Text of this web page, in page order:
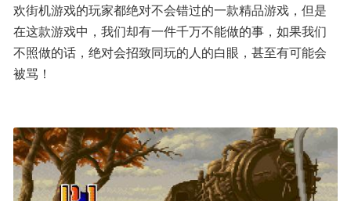
欢街机游戏的玩家都绝对不会错过的一款精品游戏，但是
在这款游戏中，我们却有一件千万不能做的事，如果我们
不照做的话，绝对会招致同玩的人的白眼，甚至有可能会
被骂！